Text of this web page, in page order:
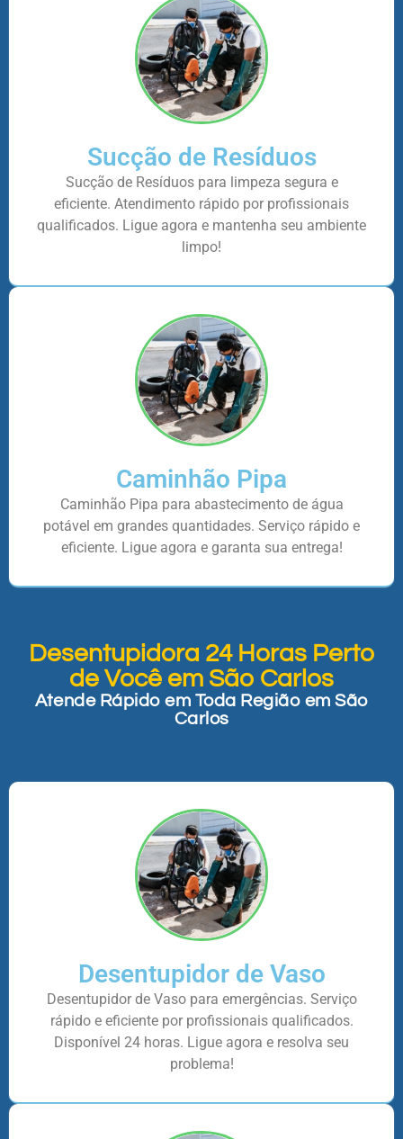
Sucção de Resíduos
Sucção de Resíduos para limpeza segura e
eficiente. Atendimento rápido por profissionais
qualificados. Ligue agora e mantenha seu ambiente
limpo!
Caminhão Pipa
Caminhão Pipa para abastecimento de água
potável em grandes quantidades. Serviço rápido e
eficiente. Ligue agora e garanta sua entrega!
Desentupidora 24 Horas Perto
de Você em São Carlos
Atende Rápido em Toda Região em São
Carlos
Desentupidor de Vaso
Desentupidor de Vaso para emergências. Serviço
rápido e eficiente por profissionais qualificados.
Disponível 24 horas. Ligue agora e resolva seu
problema!